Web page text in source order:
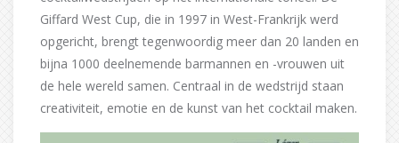
Giffard West Cup, die in 1997 in West-Frankrijk werd
opgericht, brengt tegenwoordig meer dan 20 landen en
bijna 1000 deelnemende barmannen en -vrouwen uit
de hele wereld samen. Centraal in de wedstrijd staan
creativiteit, emotie en de kunst van het cocktail maken.